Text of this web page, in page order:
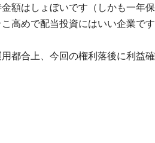
額はしょぼいです（しかも一年
高めで配当投資にはいい企業です
都合上、今回の権利落後に利益